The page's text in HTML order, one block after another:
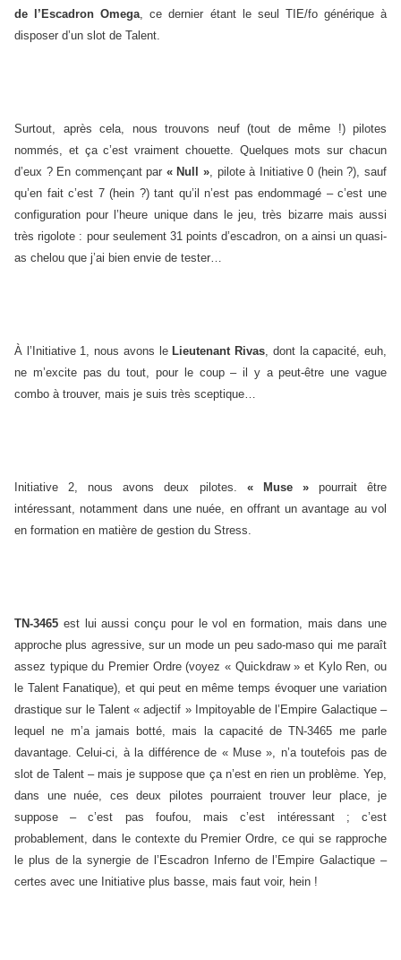
de l’Escadron Omega , ce dernier étant le seul TIE/fo générique à
disposer d’un slot de Talent.
Surtout, après cela, nous trouvons neuf (tout de même !) pilotes
nommés, et ça c’est vraiment chouette. Quelques mots sur chacun
d’eux ? En commençant par « Null » , pilote à Initiative 0 (hein ?), sauf
qu’en fait c’est 7 (hein ?) tant qu’il n’est pas endommagé – c’est une
configuration pour l’heure unique dans le jeu, très bizarre mais aussi
très rigolote : pour seulement 31 points d’escadron, on a ainsi un quasi-
as chelou que j’ai bien envie de tester…
À l’Initiative 1, nous avons le Lieutenant Rivas , dont la capacité, euh,
ne m’excite pas du tout, pour le coup – il y a peut-être une vague
combo à trouver, mais je suis très sceptique…
Initiative 2, nous avons deux pilotes. « Muse »pourrait être
intéressant, notamment dans une nuée, en offrant un avantage au vol
en formation en matière de gestion du Stress.
TN-3465 est lui aussi conçu pour le vol en formation, mais dans une
approche plus agressive, sur un mode un peu sado-maso qui me paraît
assez typique du Premier Ordre (voyez « Quickdraw » et Kylo Ren, ou
le Talent Fanatique), et qui peut en même temps évoquer une variation
drastique sur le Talent « adjectif » Impitoyable de l’Empire Galactique –
lequel ne m’a jamais botté, mais la capacité de TN-3465 me parle
davantage. Celui-ci, à la différence de « Muse », n’a toutefois pas de
slot de Talent – mais je suppose que ça n’est en rien un problème. Yep,
dans une nuée, ces deux pilotes pourraient trouver leur place, je
suppose – c’est pas foufou, mais c’est intéressant ; c’est
probablement, dans le contexte du Premier Ordre, ce qui se rapproche
le plus de la synergie de l’Escadron Inferno de l’Empire Galactique –
certes avec une Initiative plus basse, mais faut voir, hein !